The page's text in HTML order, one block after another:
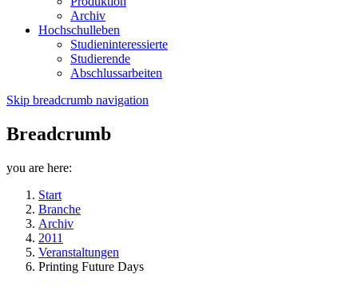
Archiv
Hochschulleben
Studieninteressierte
Studierende
Abschlussarbeiten
Skip breadcrumb navigation
Breadcrumb
you are here:
Start
Branche
Archiv
2011
Veranstaltungen
Printing Future Days